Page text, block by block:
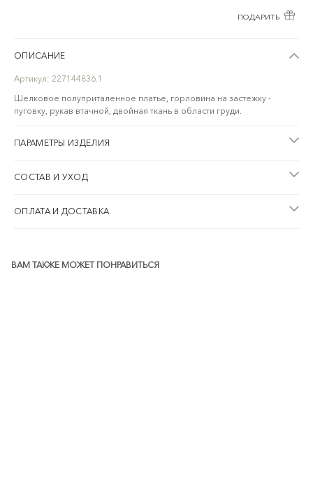
ПОДАРИТЬ
ОПИСАНИЕ
Артикул: 227144836.1
Шелковое полуприталенное платье, горловина на застежку -
пуговку, рукав втачной, двойная ткань в области груди.
ПАРАМЕТРЫ ИЗДЕЛИЯ
СОСТАВ И УХОД
ОПЛАТА И ДОСТАВКА
ВАМ ТАКЖЕ МОЖЕТ ПОНРАВИТЬСЯ